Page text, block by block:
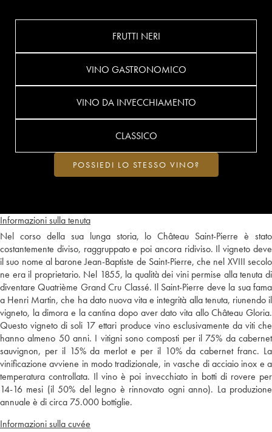
Informazioni sulla tenuta
Nel corso della sua lunga storia, lo Château Saint-Pierre è stato
costantemente diviso, raggruppato e poi ancora ridiviso. Il vigneto deve
il suo nome al barone Jean-Baptiste de Saint-Pierre, che nel XVIII secolo
ne era il proprietario. Nel 1855, la qualità dei vini permise alla tenuta di
diventare Quatrième Grand Cru Classé. Il Saint-Pierre deve la sua fama
a Henri Martin, che ha dato nuova vita e integrità alla tenuta, riunendo il
vigneto, la dimora e la cantina dopo aver dato vita allo Château Gloria.
Questo vigneto di soli 17 ettari produce vino esclusivamente da viti che
hanno almeno 50 anni. I vitigni sono composti per il 75% da cabernet
sauvignon, per il 15% da merlot e per il 10% da cabernet franc. La
vinificazione avviene in modo tradizionale, in vasche di acciaio inox e a
temperatura controllata. Il vino è poi invecchiato in botti di rovere per
14-16 mesi (il 50% del legno è rinnovato ogni anno). La produzione
annuale è di circa 75.000 bottiglie.
Informazioni sulla cuvée
FRUTTI NERI
VINO GASTRONOMICO
VINO DA INVECCHIAMENTO
CLASSICO
POSSIEDI LO STESSO VINO?